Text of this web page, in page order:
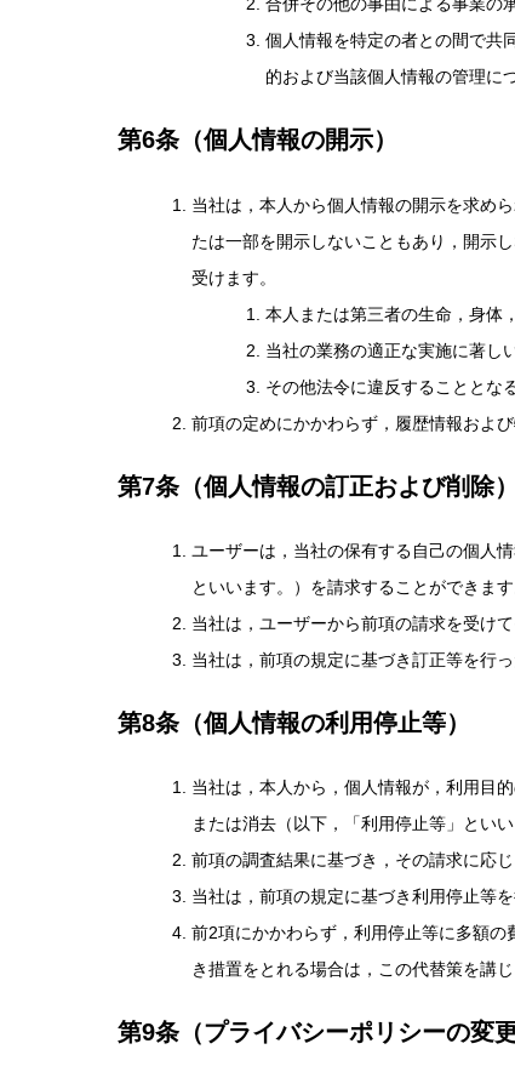
合併その他の事由による事業の
個人情報を特定の者との間で共
的および当該個人情報の管理に
第6条（個人情報の開示）
当社は，本人から個人情報の開示を求め
たは一部を開示しないこともあり，開示
受けます。
本人または第三者の生命，身体
当社の業務の適正な実施に著し
その他法令に違反することとな
前項の定めにかかわらず，履歴情報およ
第7条（個人情報の訂正および削除）
ユーザーは，当社の保有する自己の個人
といいます。）を請求することができます
当社は，ユーザーから前項の請求を受け
当社は，前項の規定に基づき訂正等を行
第8条（個人情報の利用停止等）
当社は，本人から，個人情報が，利用目
または消去（以下，「利用停止等」とい
前項の調査結果に基づき，その請求に応
当社は，前項の規定に基づき利用停止等
前2項にかかわらず，利用停止等に多額
き措置をとれる場合は，この代替策を講じ
第9条（プライバシーポリシーの変更